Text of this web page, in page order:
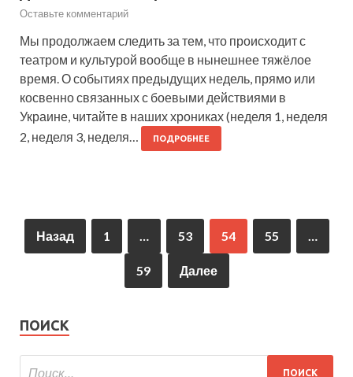
Оставьте комментарий
Мы продолжаем следить за тем, что происходит с
театром и культурой вообще в нынешнее тяжёлое
время. О событиях предыдущих недель, прямо или
косвенно связанных с боевыми действиями в
Украине, читайте в наших хрониках (неделя 1, неделя
2, неделя 3, неделя…
ПОДРОБНЕЕ
Назад 1 … 53 54 55 …
59 Далее
ПОИСК